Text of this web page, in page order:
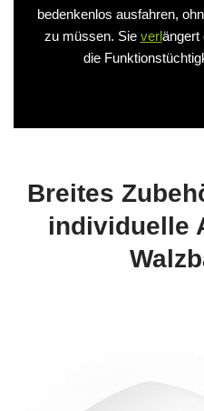
bedenkenlos ausfahren,
zu müssen. Sie verlängert
die
Breites
individuelle